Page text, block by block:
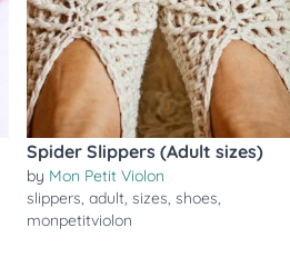
Spider Slippers (Adult sizes)
by Mon Petit Violon
slippers,adult,sizes,shoes,
monpetitviolon